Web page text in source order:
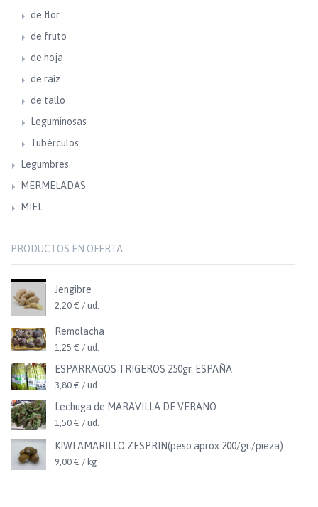
de flor
de fruto
de hoja
de raíz
de tallo
Leguminosas
Tubérculos
Legumbres
MERMELADAS
MIEL
PRODUCTOS EN OFERTA
Jengibre
2,20 € / ud.
Remolacha
1,25 € / ud.
ESPARRAGOS TRIGEROS 250gr. ESPAÑA
3,80 € / ud.
Lechuga de MARAVILLA DE VERANO
1,50 € / ud.
KIWI AMARILLO ZESPRIN(peso aprox.200/gr./pieza)
9,00 € / kg